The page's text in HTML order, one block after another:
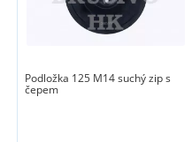
Podložka 125 M14 suchý zip s
čepem